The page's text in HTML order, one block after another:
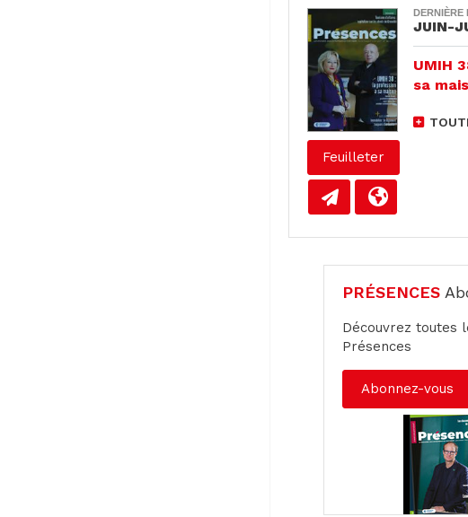
Feuilleter
DERNIÈRE
JUIN-
UMIH
sa
PRÉSENCES
Découvrez toutes
Présences
Abonnez-vous